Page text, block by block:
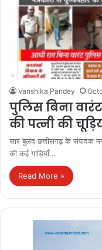
Vanshika Pandey
पुलिस बिना
की पत्नी की
सार बुलंद छत्तीसगढ़ के संपादक
की कई गाड़ियाँ…
Read More »